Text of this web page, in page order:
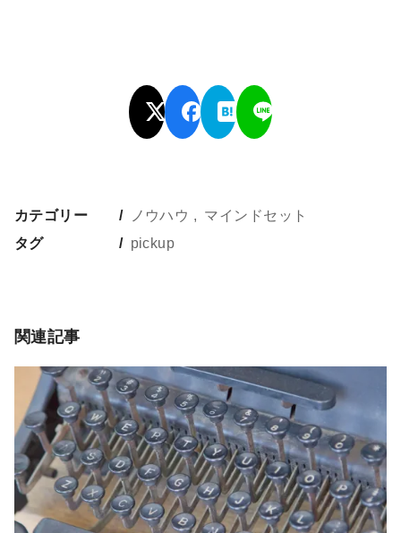
カテゴリー ノウハウ
マインドセット
タグ
pickup
関連記事